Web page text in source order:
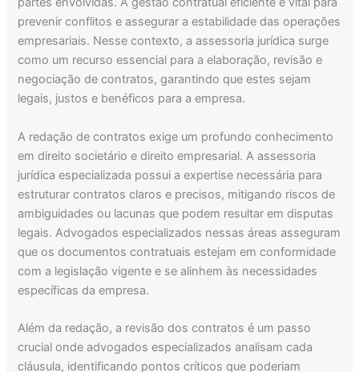
prevenir conflitos e assegurar a estabilidade das operações
empresariais. Nesse contexto, a assessoria jurídica surge
como um recurso essencial para a elaboração, revisão e
negociação de contratos, garantindo que estes sejam
legais, justos e benéficos para a empresa.
A redação de contratos exige um profundo conhecimento
em direito societário e direito empresarial. A assessoria
jurídica especializada possui a expertise necessária para
estruturar contratos claros e precisos, mitigando riscos de
ambiguidades ou lacunas que podem resultar em disputas
legais. Advogados especializados nessas áreas asseguram
que os documentos contratuais estejam em conformidade
com a legislação vigente e se alinhem às necessidades
específicas da empresa.
Além da redação, a revisão dos contratos é um passo
crucial onde advogados especializados analisam cada
cláusula, identificando pontos críticos que poderiam